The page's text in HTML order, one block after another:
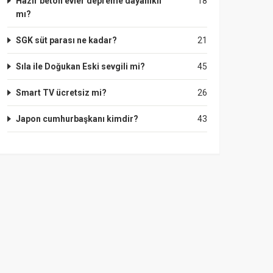
mı?
21
SGK süt parası ne kadar?
45
Sıla ile Doğukan Eski sevgili mi?
26
Smart TV ücretsiz mi?
43
Japon cumhurbaşkanı kimdir?